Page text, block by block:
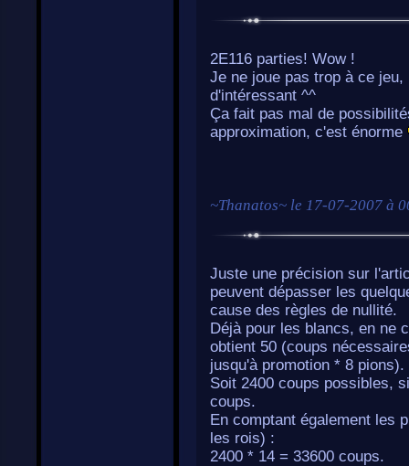
2E116 parties! Wow !
Je ne joue pas trop à ce
d'intéressant ^^
Ça fait pas mal de
approximation, c'est énorme
~Thanatos~ le 17-07-2007 à
Juste une précision sur
peuvent dépasser les
cause des règles de nullité.
Déjà pour les blancs, en ne
obtient 50 (coups
jusqu'à promotion * 8 pions).
Soit 2400 coups possibles,
coups.
En comptant également les
les rois) :
2400 * 14 = 33600 coups.